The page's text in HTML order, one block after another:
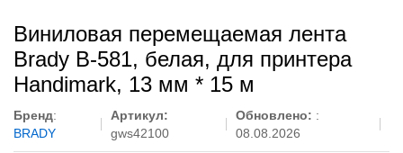
Виниловая перемещаемая лента
Brady B-581, белая, для принтера
Handimark, 13 мм * 15 м
Бренд:
BRADY
Артикул:
gws42100
Обновлено: :
08.08.2026